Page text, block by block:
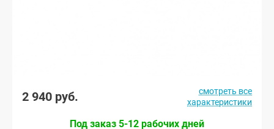
2 940 руб.
смотреть все
характеристики
Под заказ 5-12 рабочих дней